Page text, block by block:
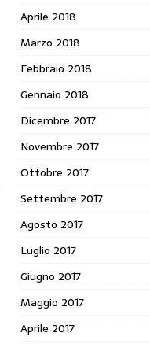
Aprile 2018
Marzo 2018
Febbraio 2018
Gennaio 2018
Dicembre 2017
Novembre 2017
Ottobre 2017
Settembre 2017
Agosto 2017
Luglio 2017
Giugno 2017
Maggio 2017
Aprile 2017